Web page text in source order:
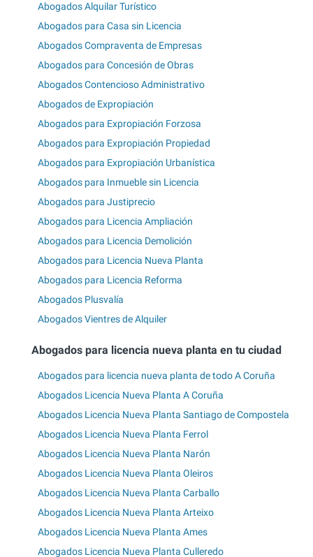
Abogados Alquilar Turístico
Abogados para Casa sin Licencia
Abogados Compraventa de Empresas
Abogados para Concesión de Obras
Abogados Contencioso Administrativo
Abogados de Expropiación
Abogados para Expropiación Forzosa
Abogados para Expropiación Propiedad
Abogados para Expropiación Urbanística
Abogados para Inmueble sin Licencia
Abogados para Justiprecio
Abogados para Licencia Ampliación
Abogados para Licencia Demolición
Abogados para Licencia Nueva Planta
Abogados para Licencia Reforma
Abogados Plusvalía
Abogados Vientres de Alquiler
Abogados para licencia nueva planta en tu ciudad
Abogados para licencia nueva planta de todo A Coruña
Abogados Licencia Nueva Planta A Coruña
Abogados Licencia Nueva Planta Santiago de Compostela
Abogados Licencia Nueva Planta Ferrol
Abogados Licencia Nueva Planta Narón
Abogados Licencia Nueva Planta Oleiros
Abogados Licencia Nueva Planta Carballo
Abogados Licencia Nueva Planta Arteixo
Abogados Licencia Nueva Planta Ames
Abogados Licencia Nueva Planta Culleredo